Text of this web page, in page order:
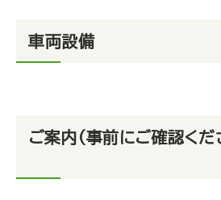
車両設備
ご案内 （事前にご確認くだ